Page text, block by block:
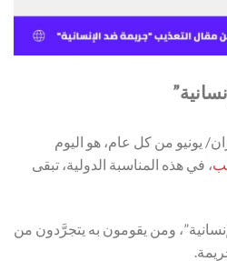
يونيو من كل عام، هو اليوم
، في هذه المناسبة الدولية، تبقى
ومن يقومون به يتجرَّدون من